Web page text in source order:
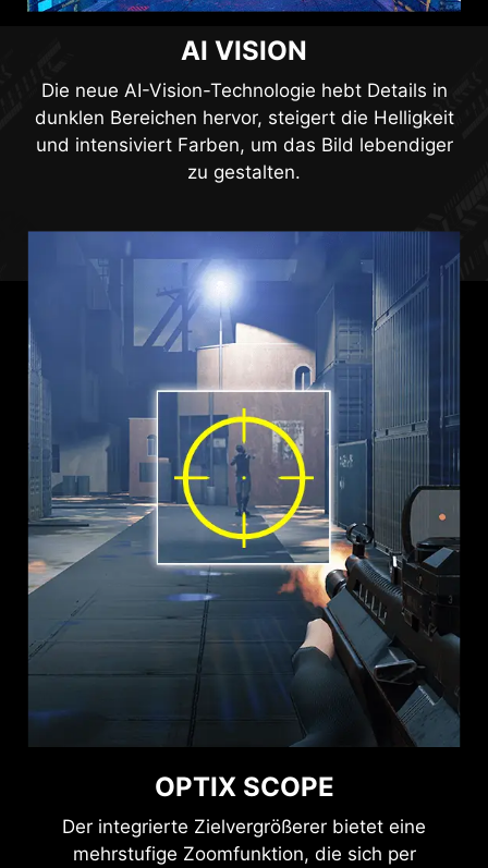
AI VISION
Die neue AI-Vision-Technologie hebt Details in
dunklen Bereichen hervor, steigert die Helligkeit
und intensiviert Farben, um das Bild lebendiger
zu gestalten.
OPTIX SCOPE
Der integrierte Zielvergrößerer bietet eine
mehrstufige Zoomfunktion, die sich per